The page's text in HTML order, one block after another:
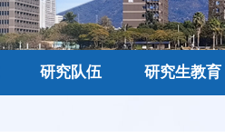
研究队伍 研究生教育